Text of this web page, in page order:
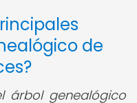
de
árbol genealógico